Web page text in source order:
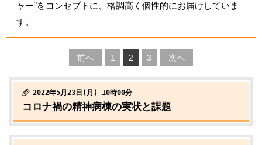
ャー”をコンセプトに、格調高く個性的にお届けしていま
す。
前へ 1 2 3 次へ
2022年5月23日(月) 10時00分
コロナ禍の精神病棟の実状と課題